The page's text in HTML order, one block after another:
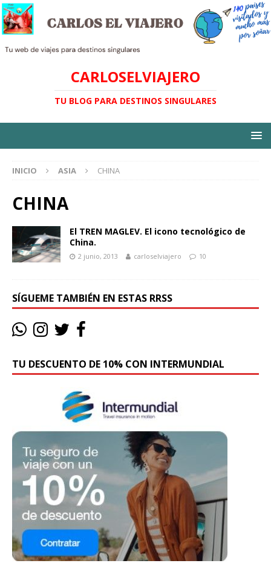
CARLOSELVIAJERO
TU BLOG PARA DESTINOS SINGULARES
INICIO ASIA CHINA
CHINA
El TREN MAGLEV. El icono tecnológico de
China.
2 junio, 2013 carloselviajero 10
SÍGUEME TAMBIÉN EN ESTAS RRSS
TU DESCUENTO DE 10% CON INTERMUNDIAL